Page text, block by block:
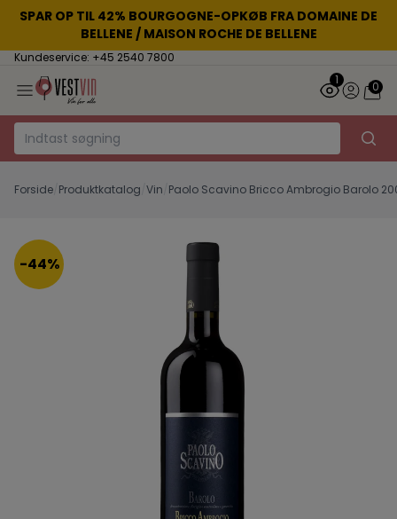
SPAR OP TIL 42% BOURGOGNE-OPKØB FRA DOMAINE DE
BELLENE / MAISON ROCHE DE BELLENE
Kundeservice: +45 2540 7800
1
0
Forside Produktkatalog Vin Paolo Scavino Bricco Ambrogio Barolo
-44%